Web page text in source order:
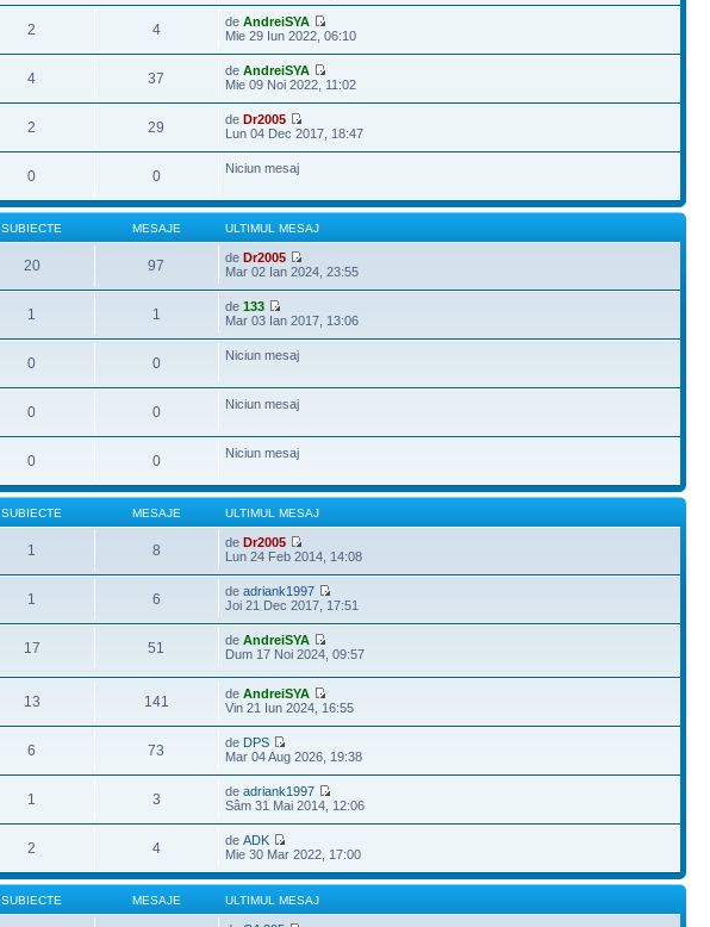
2 4 deAndreiSYA
Mie 29 Iun 2022, 06:10
4 37 deAndreiSYA
Mie 09 Noi 2022, 11:02
2 29 deDr2005
Lun 04 Dec 2017, 18:47
0 0 Niciun mesaj
SUBIECTE MESAJE ULTIMUL MESAJ
20 97 deDr2005
Mar 02 Ian 2024, 23:55
1 1 de133
Mar 03 Ian 2017, 13:06
0 0 Niciun mesaj
0 0 Niciun mesaj
0 0 Niciun mesaj
SUBIECTE MESAJE ULTIMUL MESAJ
1 8 deDr2005
Lun 24 Feb 2014, 14:08
1 6 deadriank1997
Joi 21 Dec 2017, 17:51
17 51 deAndreiSYA
Dum 17 Noi 2024, 09:57
13 141 deAndreiSYA
Vin 21 Iun 2024, 16:55
6 73 de DPS
Mar 04 Aug 2026, 19:38
1 3 deadriank1997
Sâm 31 Mai 2014, 12:06
2 4 deADK
Mie 30 Mar 2022, 17:00
SUBIECTE MESAJE ULTIMUL MESAJ